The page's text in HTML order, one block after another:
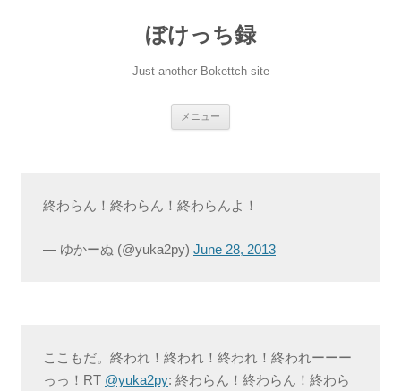
ぼけっち録
Just another Bokettch site
メニュー
キ
ッ
終わらん！終わらん！終わらんよ！
— ゆかーぬ (@yuka2py) June 28, 2013
ここもだ。終われ！終われ！終われ！終われーーー
っっ！RT @yuka2py: 終わらん！終わらん！終わら